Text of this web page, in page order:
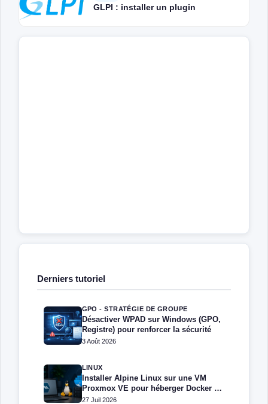
GLPI : installer un plugin
Derniers tutoriel
GPO - STRATÉGIE DE GROUPE
Désactiver WPAD sur Windows (GPO,
Registre) pour renforcer la sécurité
3 Août 2026
LINUX
Installer Alpine Linux sur une VM
Proxmox VE pour héberger Docker et
Docker Compose
27 Juil 2026